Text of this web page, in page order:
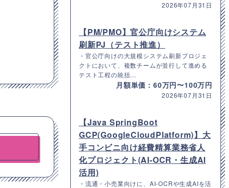
2026年07月31日
【PM/PMO】官公庁向けシステム
刷新PJ（テスト推進）
・官公庁向けの大規模システム刷新プロジェ
クトにおいて、複数チームが並行して進める
テスト工程の統括...
月額単価：60万円〜100万円
2026年07月31日
【Java SpringBoot
GCP(GoogleCloudPlatform)】大
手コンビニ向け経費精算業務省人
化プロジェクト(AI-OCR・生成AI
活用)
・流通・小売業向けに、AI-OCRや生成AIを活